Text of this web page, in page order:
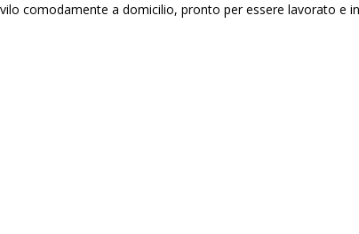
comodamente a domicilio, pronto per essere lavorato e